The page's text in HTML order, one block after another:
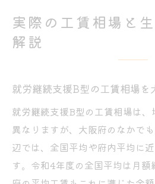
実際の工賃相場と
解説
就労継続支援B型の工賃相場を
就労継続支援B型の工賃相場は
異なりますが、大阪府のなかで
辺では、全国平均や府内平均に
す。令和4年度の全国平均は月